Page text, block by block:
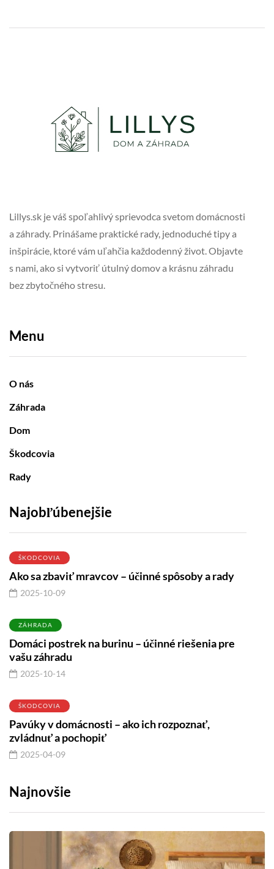
Lillys.sk je váš spoľahlivý sprievodca svetom domácnosti
a záhrady. Prinášame praktické rady, jednoduché tipy a
inšpirácie, ktoré vám uľahčia každodenný život. Objavte
s nami, ako si vytvoriť útulný domov a krásnu záhradu
bez zbytočného stresu.
Menu
O nás
Záhrada
Dom
Škodcovia
Rady
Najobľúbenejšie
ŠKODCOVIA
Ako sa zbaviť mravcov – účinné spôsoby a rady
2025-10-09
ZÁHRADA
Domáci postrek na burinu – účinné riešenia pre
vašu záhradu
2025-10-14
ŠKODCOVIA
Pavúky v domácnosti – ako ich rozpoznať,
zvládnuť a pochopiť
2025-04-09
Najnovšie